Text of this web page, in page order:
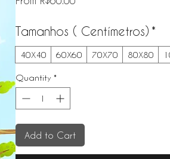
Tamanhos ( Centímetros) *
40X40 60X60 70X70 80X80
Quantity *
Add to Cart